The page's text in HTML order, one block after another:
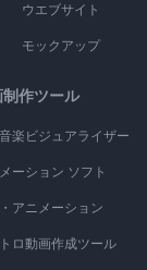
ウエブサイト
モックアップ
作ツール
楽ビジュアライザー
ーション ソフト
アニメーション
ロ動画作成ツール